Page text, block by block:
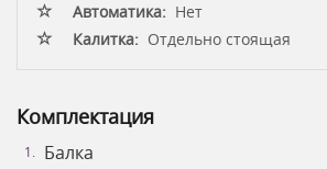
Автоматика: Нет
Калитка: Отдельно стоящая
Комплектация
Балка